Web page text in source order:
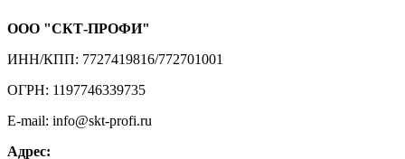
ООО "СКТ-ПРОФИ"
ИНН/КПП: 7727419816/772701001
ОГРН: 1197746339735
E-mail: info@skt-profi.ru
Адрес: